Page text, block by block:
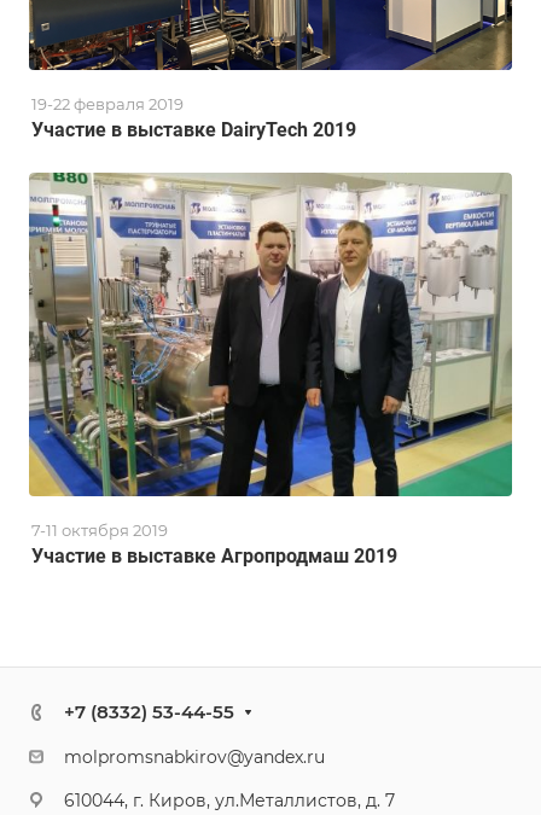
Участие в выставке DairyTech 2019
19-22 февраля 2019
Участие в выставке Агропродмаш 2019
7-11 октября 2019
+7 (8332) 53-44-55
molpromsnabkirov@yandex.ru
610044, г. Киров, ул.Металлистов, д. 7